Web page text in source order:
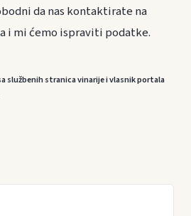
da nas kontaktirate na
i mi ćemo ispraviti podatke.
službenih stranica vinarije i vlasnik portala